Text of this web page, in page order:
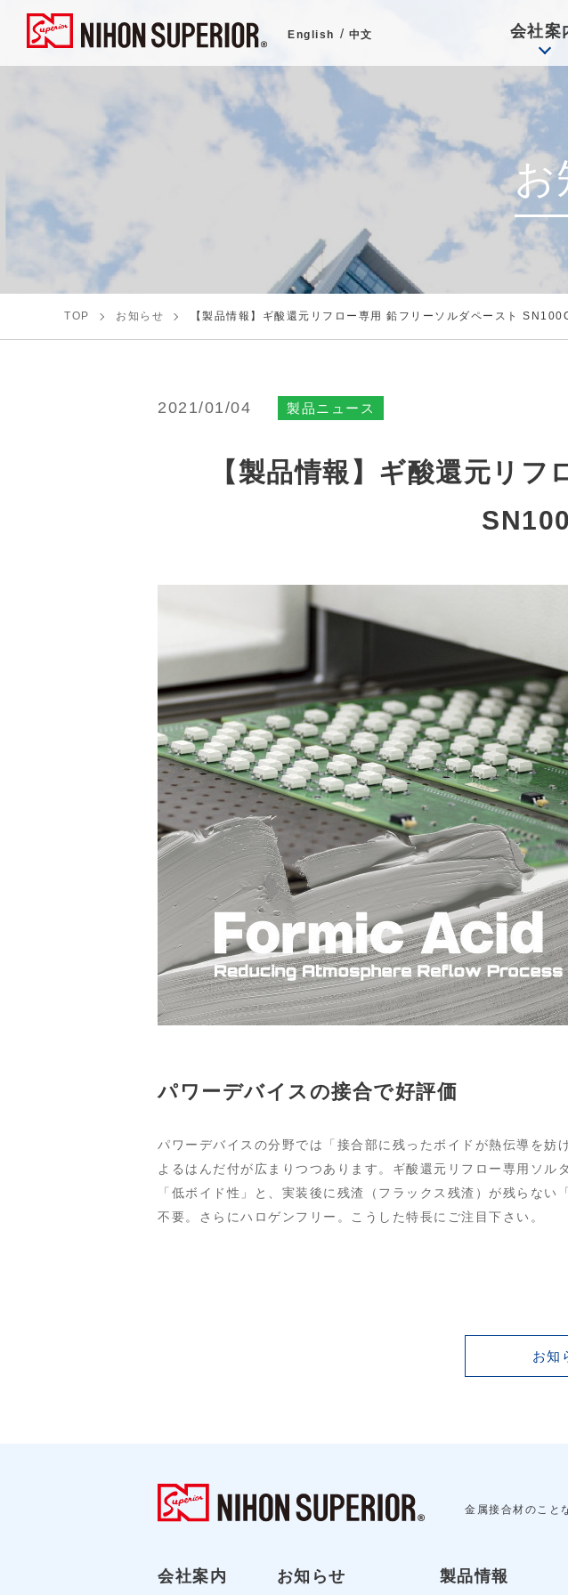
会社案
English 中文
お
TOP お知らせ 【製品情報】ギ酸還元リフロー専用 鉛フリーソルダペースト
2021/01/04 製品ニュース
【製品情報】ギ酸還元リ
パワーデバイスの接合で好評価
パワーデバイスの分野では「接合部に残ったボイドが熱伝導を
よるはんだ付が広まりつつあります。ギ酸還元リフロー専用ソ
「低ボイド性」と、実装後に残渣（フラックス残渣）が残らな
不要。さらにハロゲンフリー。こうした特長にご注目下さい。
お知
金属接合材のこと
会社案内 お知らせ 製品情報